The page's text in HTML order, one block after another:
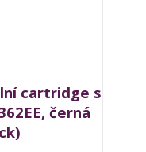
cartridge s
černá